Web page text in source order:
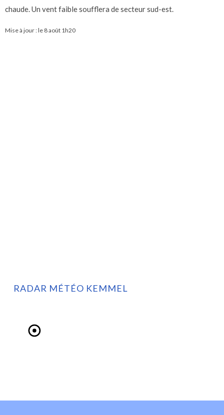
chaude. Un vent faible soufflera de secteur sud-est.
Mise à jour : le 8 août 1h20
RADAR MÉTÉO KEMMEL